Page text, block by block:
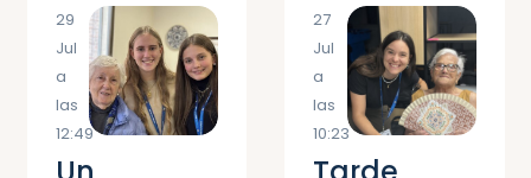
29
Jul
a
las
12:49
27
Jul
a
las
10:23